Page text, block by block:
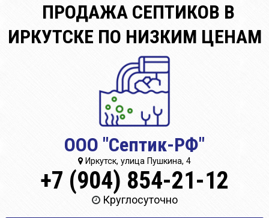
ПРОДАЖА СЕПТИКОВ В
ИРКУТСКЕ ПО НИЗКИМ ЦЕНАМ
ООО "Септик-РФ"
Иркутск, улица Пушкина, 4
+7 (904) 854-21-12
Круглосуточно